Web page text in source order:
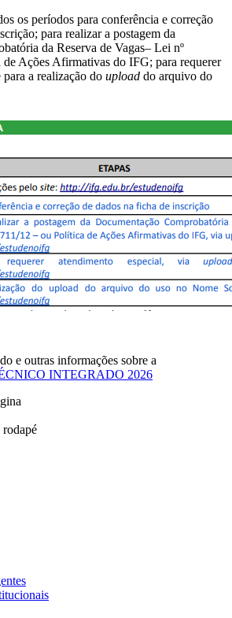
os períodos para conferência e correção
para realizar a postagem da
da Reserva de Vagas– Lei nº
Ações Afirmativas do IFG; para requerer
a realização do upload do arquivo do
e outras informações sobre a
INTEGRADO 2026